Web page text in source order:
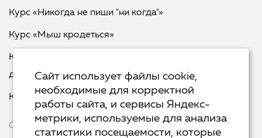
Курс «Никогда не пиши "ни когда"»
Курс «Мыш кродеться»
Курс «Русская пунктуация: болевые точки... и
двоеточия»
Курс «Я пишу - мне отвечают»
Сервисы
Сайт использует файлы cookie,
необходимые для корректной
работы сайта, и сервисы Яндекс-
метрики, используемые для анализа
статистики посещаемости, которые